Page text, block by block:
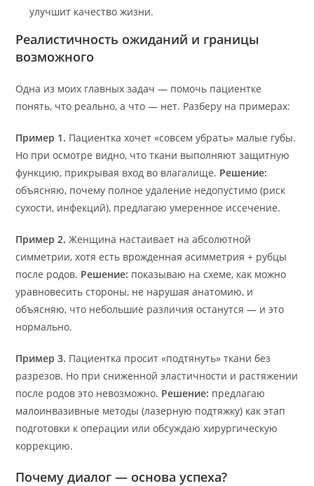
улучшит качество жизни.
Реалистичность ожиданий и границы
возможного
Одна из моих главных задач — помочь пациентке
понять, что реально, а что — нет. Разберу на примерах:
Пример 1. Пациентка хочет «совсем убрать» малые губы.
Но при осмотре видно, что ткани выполняют защитную
функцию, прикрывая вход во влагалище. Решение:
объясняю, почему полное удаление недопустимо (риск
сухости, инфекций), предлагаю умеренное иссечение.
Пример 2. Женщина настаивает на абсолютной
симметрии, хотя есть врожденная асимметрия + рубцы
после родов. Решение: показываю на схеме, как можно
уравновесить стороны, не нарушая анатомию, и
объясняю, что небольшие различия останутся — и это
нормально.
Пример 3. Пациентка просит «подтянуть» ткани без
разрезов. Но при сниженной эластичности и растяжении
после родов это невозможно. Решение: предлагаю
малоинвазивные методы (лазерную подтяжку) как этап
подготовки к операции или обсуждаю хирургическую
коррекцию.
Почему диалог — основа успеха?